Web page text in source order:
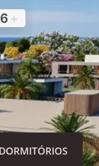
6 +